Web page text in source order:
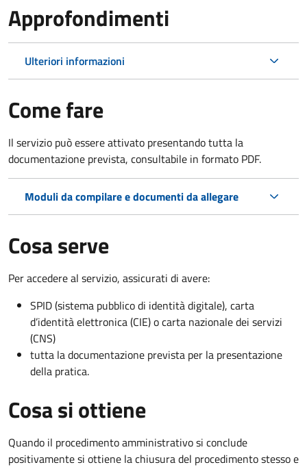
Approfondimenti
Ulteriori informazioni
Come fare
Il servizio può essere attivato presentando tutta la
documentazione prevista, consultabile in formato PDF.
Moduli da compilare e documenti da allegare
Cosa serve
Per accedere al servizio, assicurati di avere:
SPID (sistema pubblico di identità digitale), carta
d’identità elettronica (CIE) o carta nazionale dei servizi
(CNS)
tutta la documentazione prevista per la presentazione
della pratica.
Cosa si ottiene
Quando il procedimento amministrativo si conclude
positivamente si ottiene la chiusura del procedimento stesso e